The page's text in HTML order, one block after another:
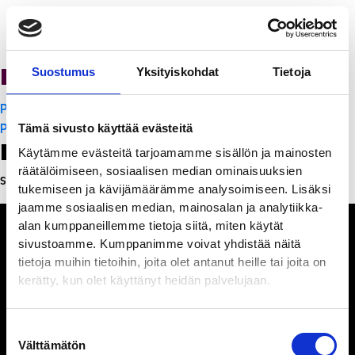
Suostumus Yksityiskohdat Tietoja
Tämä sivusto käyttää evästeitä
Käytämme evästeitä tarjoamamme sisällön ja mainosten
räätälöimiseen, sosiaalisen median ominaisuuksien
tukemiseen ja kävijämäärämme analysoimiseen. Lisäksi
jaamme sosiaalisen median, mainosalan ja analytiikka-
alan kumppaneillemme tietoja siitä, miten käytät
sivustoamme. Kumppanimme voivat yhdistää näitä
tietoja muihin tietoihin, joita olet antanut heille tai joita on
kerätty, kun olet käyttänyt heidän palvelujaan.
valinta
Välttämätön
PanchoVilla
Artikkelien
selaus
PanchoVilla
PanchoVilla
Leave a Reply
Sinun täytyy kirjautua sisään